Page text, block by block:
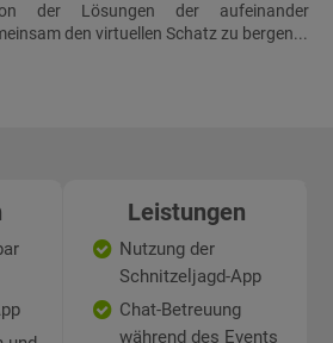
der Lösungen der aufeinander
den virtuellen Schatz zu bergen...
Leistungen
Nutzung der
Schnitzeljagd-App
Chat-Betreuung
während des Events